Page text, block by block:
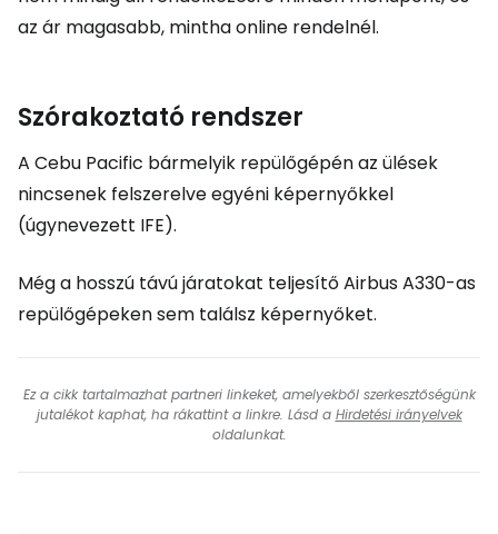
az ár magasabb, mintha online rendelnél.
Szórakoztató rendszer
A Cebu Pacific bármelyik repülőgépén az ülések
nincsenek felszerelve egyéni képernyőkkel
(úgynevezett IFE).
Még a hosszú távú járatokat teljesítő Airbus A330-as
repülőgépeken sem találsz képernyőket.
Ez a cikk tartalmazhat partneri linkeket, amelyekből szerkesztőségünk
jutalékot kaphat, ha rákattint a linkre. Lásd a Hirdetési irányelvek
oldalunkat.